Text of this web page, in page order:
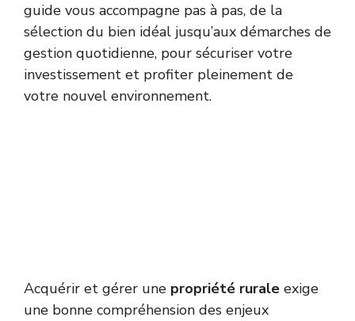
guide vous accompagne pas à pas, de la
sélection du bien idéal jusqu’aux démarches de
gestion quotidienne, pour sécuriser votre
investissement et profiter pleinement de
votre nouvel environnement.
Acquérir et gérer une propriété rurale exige
une bonne compréhension des enjeux